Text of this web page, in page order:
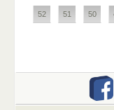
50
51
52